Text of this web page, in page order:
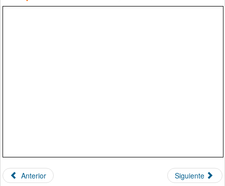
Anterior Siguiente